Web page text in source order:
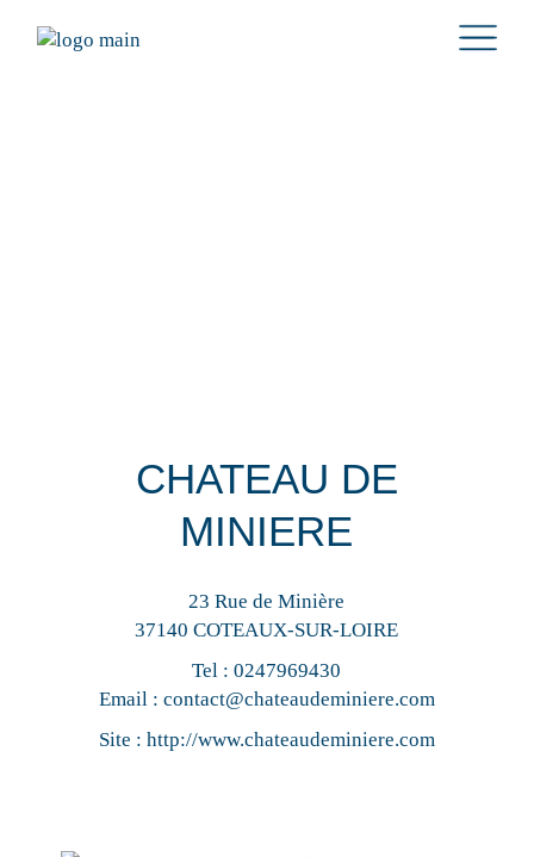
CHATEAU DE
MINIERE
23 Rue de Minière
37140 COTEAUX-SUR-LOIRE
Tel :0247969430
Email : contact@chateaudeminiere.com
Site : http://www.chateaudeminiere.com